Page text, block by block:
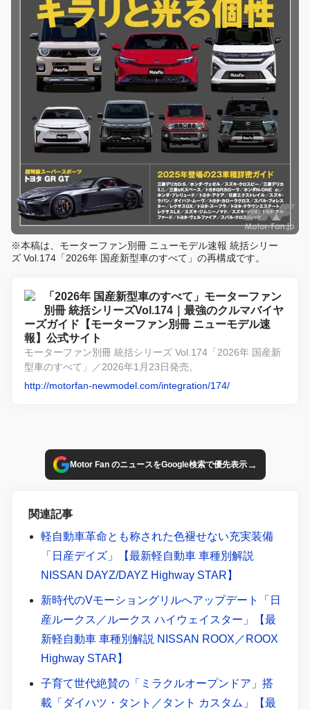
※本稿は、モーターファン別冊 ニューモデル速報 統括シリー
ズ Vol.174「2026年 国産新型車のすべて」の再構成です。
「2026年 国産新型車のすべて」モーターファン
別冊 統括シリーズVol.174｜最強のクルマバイヤ
ーズガイド【モーターファン別冊 ニューモデル速
報】公式サイト
モーターファン別冊 統括シリーズ Vol.174「2026年 国産新
型車のすべて」／2026年1月23日発売。
http://motorfan-newmodel.com/integration/174/
Motor Fan のニュースをGoogle検索で優先表示→
関連記事
軽自動車革命とも称された色褪せない充実装備
「日産デイズ」【最新軽自動車 車種別解説
NISSAN DAYZ/DAYZ Highway STAR】
新時代のVモーショングリルへアップデート「日
産ルークス／ルークス ハイウェイスター」【最
新軽自動車 車種別解説 NISSAN ROOX／ROOX
Highway STAR】
子育て世代絶賛の「ミラクルオープンドア」搭
載「ダイハツ・タント／タント カスタム」【最